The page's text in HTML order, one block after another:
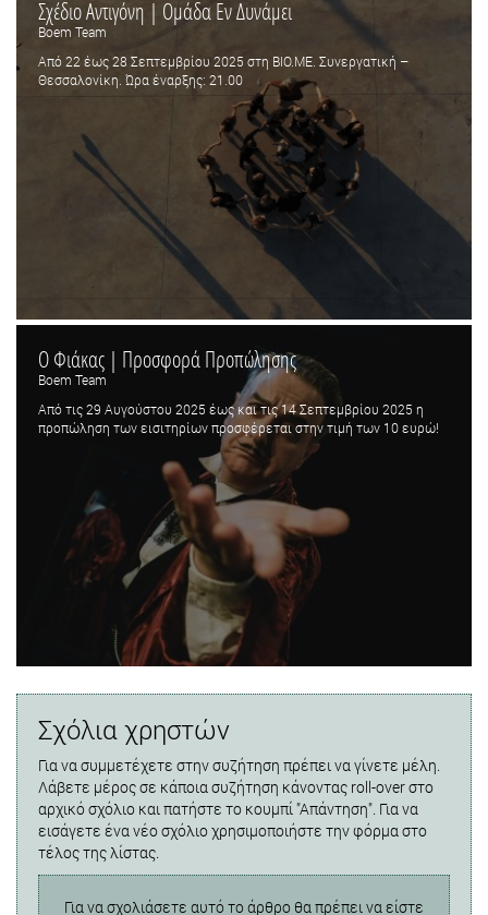
Σχέδιο Αντιγόνη | Ομάδα Εν Δυνάμει
Boem Team
Από 22 έως 28 Σεπτεμβρίου 2025 στη ΒΙΟ.ΜΕ. Συνεργατική –
Θεσσαλονίκη. Ώρα έναρξης: 21.00
Ο Φιάκας | Προσφορά Προπώλησης
Boem Team
Από τις 29 Αυγούστου 2025 έως και τις 14 Σεπτεμβρίου 2025 η
προπώληση των εισιτηρίων προσφέρεται στην τιμή των 10 ευρώ!
Σχόλια χρηστών
Για να συμμετέχετε στην συζήτηση πρέπει να γίνετε μέλη.
Λάβετε μέρος σε κάποια συζήτηση κάνοντας roll-over στο
αρχικό σχόλιο και πατήστε το κουμπί "Απάντηση". Για να
εισάγετε ένα νέο σχόλιο χρησιμοποιήστε την φόρμα στο
τέλος της λίστας.
Για να σχολιάσετε αυτό το άρθρο θα πρέπει να είστε